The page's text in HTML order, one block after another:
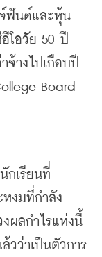
ฟันด์และหุ้น
โอวัย 50 ปี
จ้างไปเกือบปี
กเรียนที่
งมที่กำลัง
ผลกำไรแห่งนี้
วว่าเป็นตัวการ